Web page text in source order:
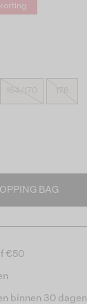
BAG
€50
binnen 30 dagen